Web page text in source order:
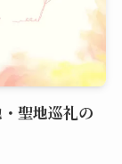
聖地巡礼の